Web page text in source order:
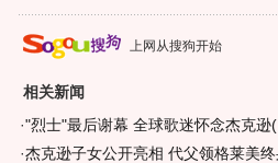
上网从搜狗开始
相关新闻
·"烈士"最后谢幕 全球歌迷怀念杰克逊
·杰克逊子女公开亮相 代父领格莱美